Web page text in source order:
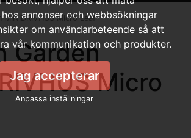
MINIDRIVHUS Micro Leaf
Garden
Micro
annonser och webbsökningar
om användarbeteende så att
vår kommunikation och produkter.
Jag accepterar
Anpassa inställningar